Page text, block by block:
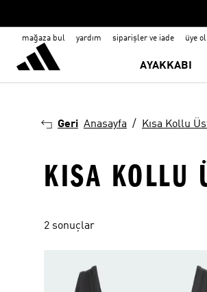
mağaza bul yardım siparişler ve iade üye ol
AYAKKABI
Geri Anasayfa Kısa Kollu
KISA KOLLU
2 sonuçlar